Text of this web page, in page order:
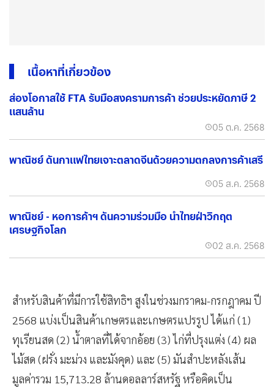
เนื้อหาที่เกี่ยวข้อง
ส่องโอกาสใช้ FTA รับมือสงครามการค้า ช่วยประหยัดภาษี 2
แสนล้าน
05 ต.ค. 2568
พาณิชย์ ดันกาแฟไทยเจาะตลาดจีนด้วยความตกลงการค้าเสรี
05 ส.ค. 2568
พาณิชย์ - หอการค้าฯ ดันความร่วมมือ นำไทยฝ่าวิกฤต
เศรษฐกิจโลก
02 ส.ค. 2568
สำหรับสินค้าที่มีการใช้สิทธิฯ สูงในช่วงมกราคม-กรกฎาคม ปี
2568 แบ่งเป็นสินค้าเกษตรและเกษตรแปรรูป ได้แก่ (1)
ทุเรียนสด (2) น้ำตาลที่ได้จากอ้อย (3) ไก่ที่ปรุงแต่ง (4) ผล
ไม้สด (ฝรั่ง มะม่วง และมังคุด) และ (5) มันสำปะหลังเส้น
มูลค่ารวม 15,713.28 ล้านดอลลาร์สหรัฐ หรือคิดเป็น